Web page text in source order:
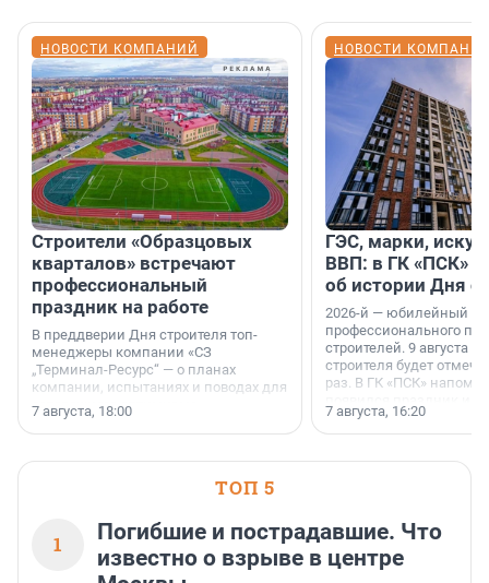
НОВОСТИ КОМПАНИЙ
Строители «Образцовых
кварталов» встречают
профессиональный
праздник на работе
В преддверии Дня строителя топ-
менеджеры компании «СЗ
„Терминал-Ресурс“ — о планах
компании, испытаниях и поводах для
осторожного оптимизма.
7 августа, 18:00
НОВОСТИ
ГЭС, марки,
ВВП: в ГК «ПСК»
об истории Дня
2026-й — юбилейный
профессионального
строителей. 9 августа
строителя будет
раз. В ГК «ПСК»
поменялась роль
7 августа, 16:20
ТОП 5
1
Погибшие и пострадавшие. Что
известно о взрыве в центре